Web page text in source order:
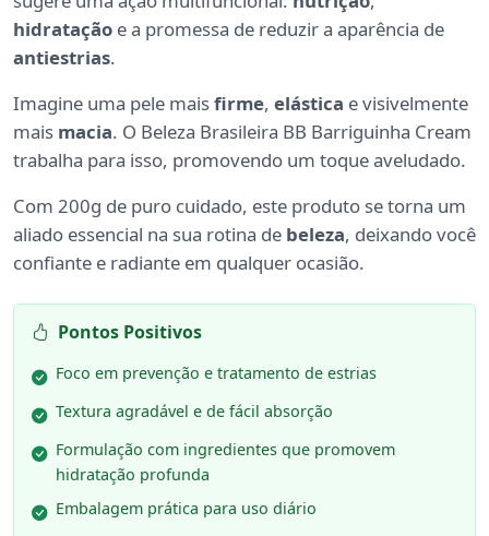
hidratação e a promessa de reduzir a aparência de
antiestrias.
Imagine uma pele maisfirme, elástica e visivelmente
mais macia. O Beleza Brasileira BB Barriguinha Cream
trabalha para isso, promovendo um toque aveludado.
Com 200g de puro cuidado, este produto se torna um
aliado essencial na sua rotina de beleza, deixando você
confiante e radiante em qualquer ocasião.
Pontos Positivos
Foco em prevenção e tratamento de estrias
Textura agradável e de fácil absorção
Formulação com ingredientes que promovem
hidratação profunda
Embalagem prática para uso diário